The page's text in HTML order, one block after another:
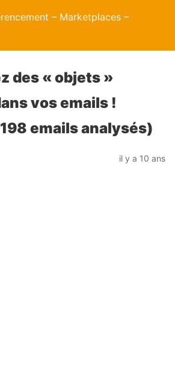
– Marketplaces –
des « objets »
vos emails !
emails analysés)
il y a 10 ans